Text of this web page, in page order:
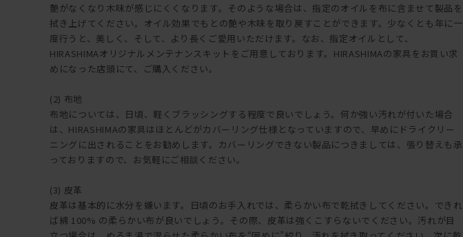
艶がなくなり木味が感じにくくなります。そのような場合は、指定のオイルを布に含ませて製品を
拭き上げてください。オイル効果でもとの艶や木味を取り戻すことができます。少なくとも年に一
度行うと、美しく、そして、より長くご愛用いただけます。なお、指定オイルとして、
HIRASHIMAオリジナルメンテナンスキットをご用意しております。HIRASHIMAの家具をお買い求
めになった店頭にて、ご購入ください。
(2) 布地
布地については、日頃、軽くブラッシングする程度で良いでしょう。何か強い汚れが付いた場合
は、HIRASHIMAの家具はほとんどがカバーリング仕様となっていますので、早めにドライクリー
ニングに出されることをお勧めします。カバーリングできない製品につきましては、張り替えも承
っておりますので、お気軽にご相談ください。
(3) 皮革
皮革は基本的に水分を嫌います。日頃のお手入れでは、柔らかい布で乾拭きしてください。できれ
ば綿 100% の柔らかい布が良いでしょう。その際、皮革は強くこすらないでください。汚れが目